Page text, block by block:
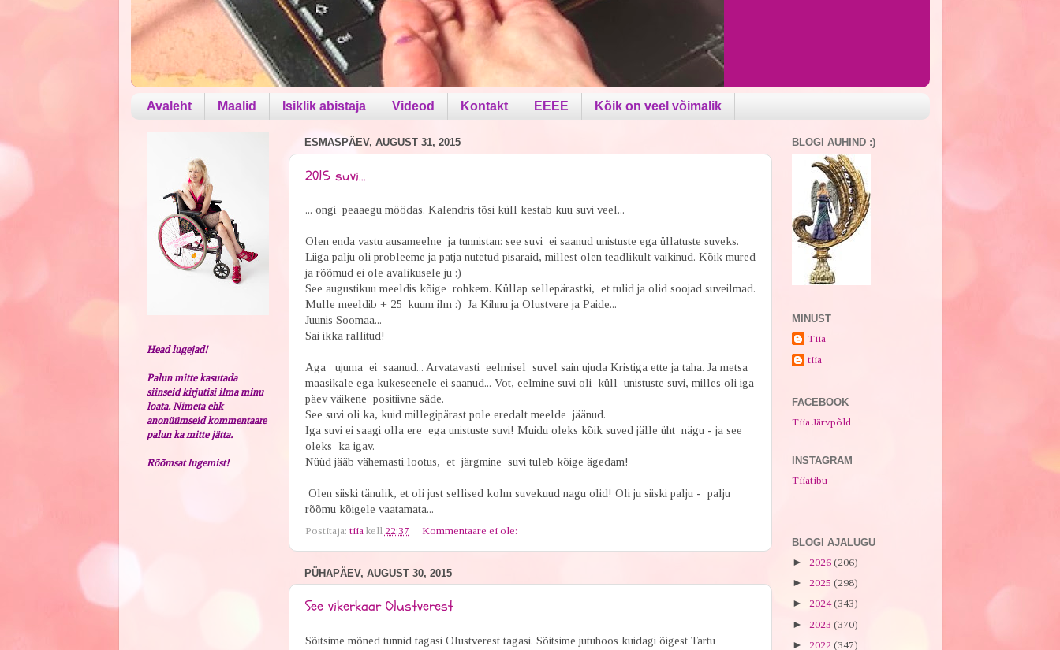
Avaleht Maalid Isiklik abistaja Videod Kontakt EEEE Kõik on veel võimalik
ESMASPÄEV, AUGUST 31, 2015
2015 suvi...
... ongi peaaegu möödas. Kalendris tõsi küll kestab kuu suvi veel...
Olen enda vastu ausameelne ja tunnistan: see suvi ei saanud unistuste ega üllatuste suveks.
Liiga palju oli probleeme ja patja nutetud pisaraid, millest olen teadlikult vaikinud. Kõik mured
ja rõõmud ei ole avalikusele ju :)
See augustikuu meeldis kõige rohkem. Küllap sellepärastki, et tulid ja olid soojad suveilmad.
Mulle meeldib + 25 kuum ilm :) Ja Kihnu ja Olustvere ja Paide...
Juunis Soomaa...
Sai ikka rallitud!
Aga ujuma ei saanud... Arvatavasti eelmisel suvel sain ujuda Kristiga ette ja taha. Ja metsa
maasikale ega kukeseenele ei saanud... Vot, eelmine suvi oli küll unistuste suvi, milles oli iga
päev väikene positiivne säde.
See suvi oli ka, kuid millegipärast pole eredalt meelde jäänud.
Iga suvi ei saagi olla ere ega unistuste suvi! Muidu oleks kõik suved jälle üht nägu - ja see
oleks ka igav.
Nüüd jääb vähemasti lootus, et järgmine suvi tuleb kõige ägedam!
Olen siiski tänulik, et oli just sellised kolm suvekuud nagu olid! Oli ju siiski palju - palju
rõõmu kõigele vaatamata...
Postitaja: tiia kell 22:37 Kommentaare ei ole:
PÜHAPÄEV, AUGUST 30, 2015
See vikerkaar Olustverest
Sõitsime mõned tunnid tagasi Olustverest tagasi. Sõitsime jutuhoos kuidagi õigest Tartu
Head lugejad!
Palun mitte kasutada
siinseid kirjutisi ilma minu
loata. Nimeta ehk
anonüümseid kommentaare
palun ka mitte jätta.
Rõõmsat lugemist!
BLOGI AUHIND :)
MINUST
Tiia
tiia
FACEBOOK
Tiia Järvpõld
INSTAGRAM
Tiiatibu
BLOGI AJALUGU
► 2026 (206)
► 2025 (298)
► 2024(343)
► 2023 (370)
► 2022 (347)